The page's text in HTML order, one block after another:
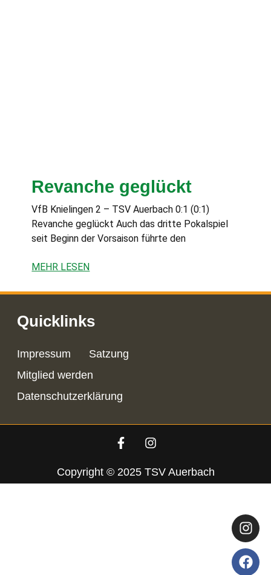
Revanche geglückt
VfB Knielingen 2 – TSV Auerbach 0:1 (0:1)
Revanche geglückt Auch das dritte Pokalspiel
seit Beginn der Vorsaison führte den
MEHR LESEN
Quicklinks
Impressum
Satzung
Mitglied werden
Datenschutzerklärung
Copyright © 2025 TSV Auerbach